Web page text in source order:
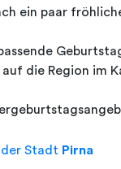
ein paar
die Region im
der Stadt Pirna